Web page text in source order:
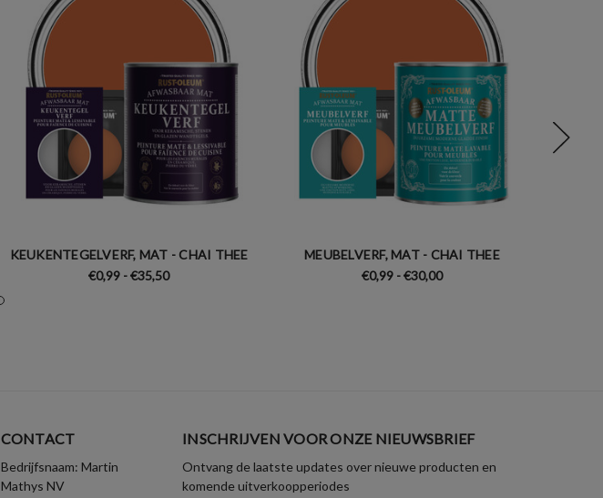
KEUKENTEGELVERF, MAT - CHAI THEE
€0,99 - €35,50
MEUBELVERF, MAT - CHAI THEE
€0,99 - €30,00
CONTACT
Bedrijfsnaam: Martin
Mathys NV
INSCHRIJVEN VOOR ONZE NIEUWSBRIEF
Ontvang de laatste updates over nieuwe producten en
komende uitverkoopperiodes